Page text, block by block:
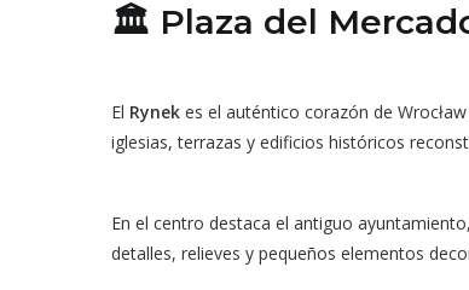
🏛️ Plaza del
El Rynek es el auténtico corazón de
iglesias, terrazas y edificios históricos
En el centro destaca el antiguo
detalles, relieves y pequeños elementos